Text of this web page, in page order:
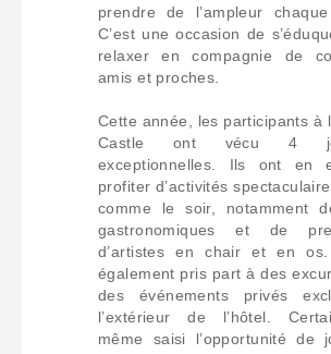
prendre de l’ampleur chaque
C’est une occasion de
relaxer en compagnie de
amis et proches.
Cette année, les participants à
Castle ont vécu 4
exceptionnelles. Ils ont en
profiter d’activités
comme le soir, notamment
gastronomiques et de
d’artistes en chair et en
également pris part à des
des événements privés
l’extérieur de l’hôtel.
même saisi l’opportunité de